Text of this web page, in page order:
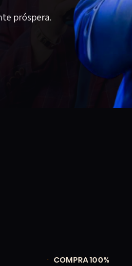
próspera.
COMPRA 100%